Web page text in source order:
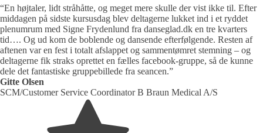
“En højtaler, lidt stråhåtte, og meget mere skulle der vist ikke til. Efter
middagen på sidste kursusdag blev deltagerne lukket ind i et ryddet
plenumrum med Signe Frydenlund fra danseglad.dk en tre kvarters
tid…. Og ud kom de boblende og dansende efterfølgende. Resten af
aftenen var en fest i totalt afslappet og sammentømret stemning – og
deltagerne fik straks oprettet en fælles facebook-gruppe, så de kunne
dele det fantastiske gruppebillede fra seancen.”
Gitte Olsen
SCM/Customer Service Coordinator B Braun Medical A/S